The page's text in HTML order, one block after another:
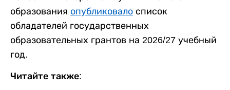
образования опубликовало список
обладателей государственных
образовательных грантов на 2026/27 учебный
год.
Читайте также: